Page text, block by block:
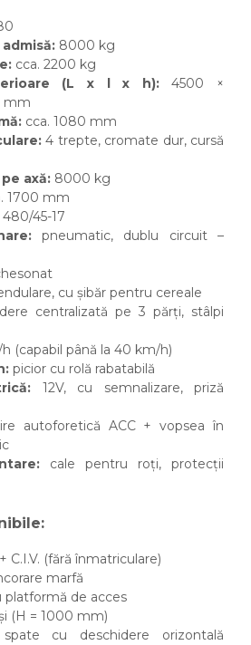
8000 kg
cca. 2200 kg
(L x l x h):4500 ×
mm
cca. 1080 mm
4 trepte, cromate dur, cursă
axă: 8000 kg
1700 mm
480/45-17
pneumatic, dublu circuit –
cu șibăr pentru cereale
centralizată pe 3 părți, stâlpi
(capabil până la 40 km/h)
picior cu rolă rabatabilă
12V, cu semnalizare, priză
autoforetică ACC + vopsea în
cale pentru roți, protecții
C.I.V. (fără înmatriculare)
marfă
platformă de acces
(H = 1000 mm)
cu deschidere orizontală